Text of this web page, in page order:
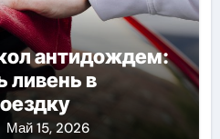
антидождем:
ливень в
Май 15, 2026